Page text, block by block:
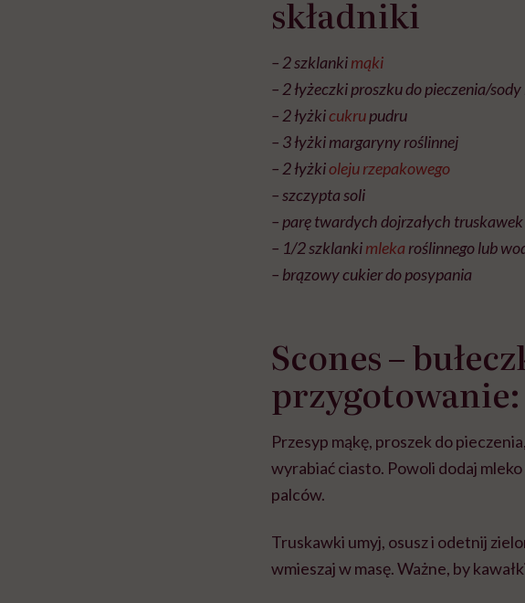
składniki
– 2 szklankimąki
– 2 łyżeczki proszku do pieczenia/
– 2 łyżkicukrupudru
– 3 łyżki margaryny roślinnej
– 2 łyżkioleju rzepakowego
– szczypta soli
– parę twardych dojrzałych truskawek
– 1/2 szklankimleka roślinnego lub
– brązowy cukier do posypania
Scones –
przygotowanie:
Przesyp mąkę, proszek do
wyrabiać ciasto. Powoli dodaj
palców.
Truskawki umyj, osusz i odetnij
wmieszaj w masę. Ważne, by